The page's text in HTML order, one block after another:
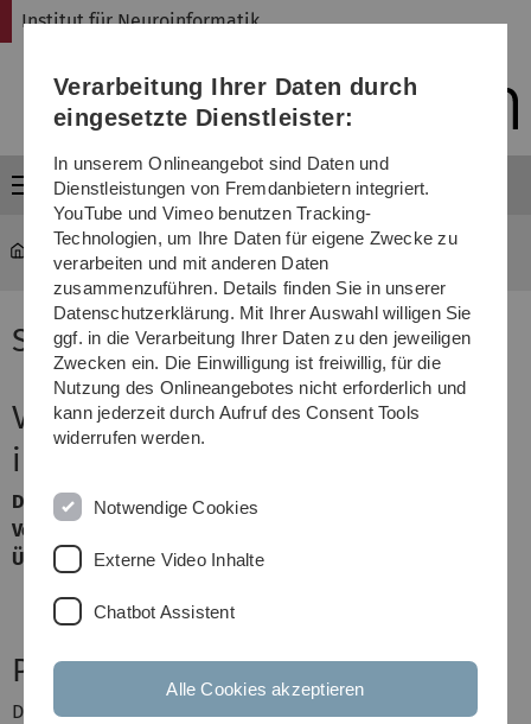
Direkt
Direkt
Direkt
(Sprache,
Drucken,
Media)
Direkt
Direkt
Institut für Neuroinformatik
Menü
Institut für Neuroinformatik Sommer-Sem. 08
Sommer-Semester 2008
Vorlesung: Grundlagen
interaktiver Systeme
Dozenten: Prof. Dr. Heiko Neumann
Vorlesung:
Übung:
Do 10:00-12:00 Uhr, Raum H21
Proseminar: Text Mining
Dozent:
Verarbeitung Ihrer Daten durch
eingesetzte Dienstleister:
In unserem Onlineangebot sind Daten und
Dienstleistungen von Fremdanbietern integriert.
YouTube und Vimeo benutzen Tracking-
Technologien, um Ihre Daten für eigene Zwecke zu
verarbeiten und mit anderen Daten
zusammenzuführen. Details finden Sie in unserer
Datenschutzerklärung. Mit Ihrer Auswahl willigen Sie
ggf. in die Verarbeitung Ihrer Daten zu den jeweiligen
Zwecken ein. Die Einwilligung ist freiwillig, für die
Nutzung des Onlineangebotes nicht erforderlich und
kann jederzeit durch Aufruf des Consent Tools
widerrufen werden.
Notwendige Cookies
Externe Video Inhalte
Chatbot Assistent
Alle Cookies akzeptieren